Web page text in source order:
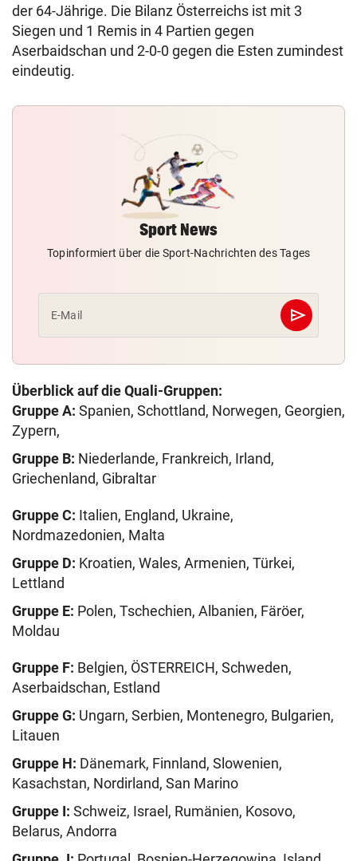
der 64-Jährige. Die Bilanz Österreichs ist mit 3
Siegen und 1 Remis in 4 Partien gegen
Aserbaidschan und 2-0-0 gegen die Esten zumindest
eindeutig.
Sport News
Topinformiert über die Sport-Nachrichten des Tages
E-Mail send
Abschicken
Überblick auf die Quali-Gruppen:
Gruppe A: Spanien, Schottland, Norwegen, Georgien,
Zypern,
Gruppe B: Niederlande, Frankreich, Irland,
Griechenland, Gibraltar
Gruppe C: Italien, England, Ukraine,
Nordmazedonien, Malta
Gruppe D: Kroatien, Wales, Armenien, Türkei,
Lettland
Gruppe E: Polen, Tschechien, Albanien, Färöer,
Moldau
Gruppe F: Belgien, ÖSTERREICH, Schweden,
Aserbaidschan, Estland
Gruppe G: Ungarn, Serbien, Montenegro, Bulgarien,
Litauen
Gruppe H: Dänemark, Finnland, Slowenien,
Kasachstan, Nordirland, San Marino
Gruppe I: Schweiz, Israel, Rumänien, Kosovo,
Belarus, Andorra